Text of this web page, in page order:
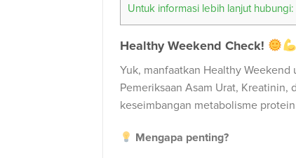
Untuk informasi lebih lanjut hubungi:⁠⁣
Healthy Weekend Check!
Yuk, manfaatkan Healthy
Pemeriksaan Asam Urat,
keseimbangan metabolisme
Mengapa penting?